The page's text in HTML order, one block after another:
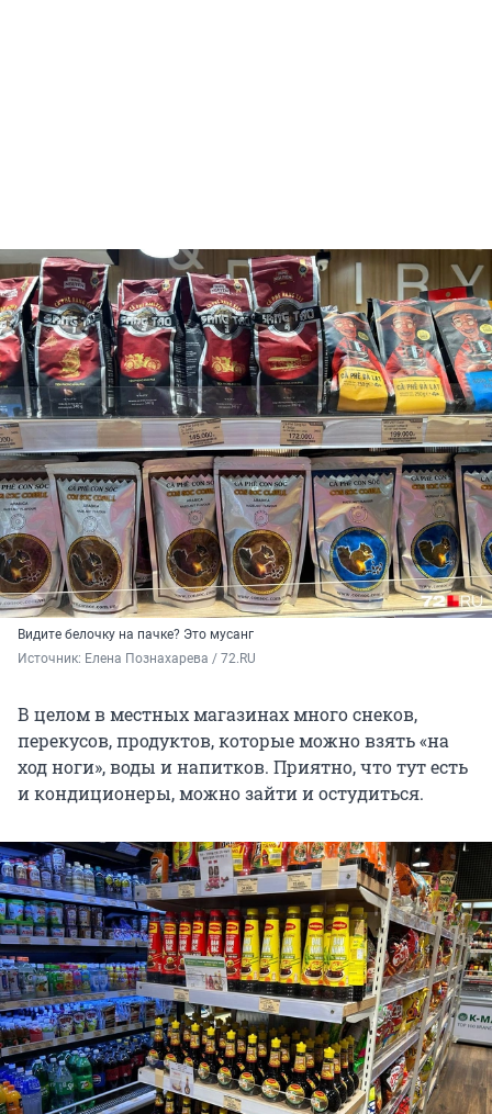
Видите белочку на пачке? Это мусанг
Источник: Елена Познахарева / 72.RU
В целом в местных магазинах много снеков,
перекусов, продуктов, которые можно взять «на
ход ноги», воды и напитков. Приятно, что тут есть
и кондиционеры, можно зайти и остудиться.